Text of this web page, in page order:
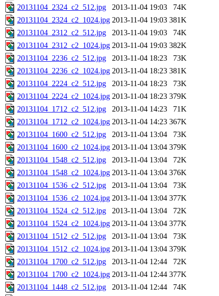
20131104_2324_c2_512.jpg
2013-11-04 19:03
74K
20131104_2324_c2_1024.jpg 2013-11-04 19:03 381K
20131104_2312_c2_512.jpg
2013-11-04 19:03
74K
20131104_2312_c2_1024.jpg 2013-11-04 19:03 382K
20131104_2236_c2_512.jpg
2013-11-04 18:23
73K
20131104_2236_c2_1024.jpg 2013-11-04 18:23 381K
20131104_2224_c2_512.jpg
2013-11-04 18:23
73K
20131104_2224_c2_1024.jpg 2013-11-04 18:23 379K
20131104_1712_c2_512.jpg
2013-11-04 14:23
71K
20131104_1712_c2_1024.jpg 2013-11-04 14:23 367K
20131104_1600_c2_512.jpg
2013-11-04 13:04
73K
20131104_1600_c2_1024.jpg 2013-11-04 13:04 379K
20131104_1548_c2_512.jpg
2013-11-04 13:04
72K
20131104_1548_c2_1024.jpg 2013-11-04 13:04 376K
20131104_1536_c2_512.jpg
2013-11-04 13:04
73K
20131104_1536_c2_1024.jpg 2013-11-04 13:04 377K
20131104_1524_c2_512.jpg
2013-11-04 13:04
72K
20131104_1524_c2_1024.jpg 2013-11-04 13:04 377K
20131104_1512_c2_512.jpg
2013-11-04 13:04
73K
20131104_1512_c2_1024.jpg 2013-11-04 13:04 379K
20131104_1700_c2_512.jpg
2013-11-04 12:44
72K
20131104_1700_c2_1024.jpg 2013-11-04 12:44 377K
20131104_1448_c2_512.jpg
2013-11-04 12:44
74K